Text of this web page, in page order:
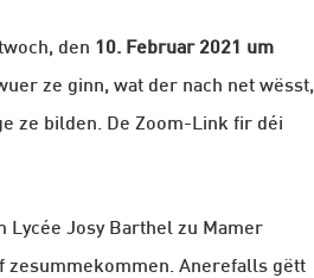
den 10. Februar 2021 um
ze ginn, wat der nach net wësst,
ze bilden. De Zoom-Link fir déi
Lycée Josy Barthel zu Mamer
zesummekommen. Anerefalls gëtt